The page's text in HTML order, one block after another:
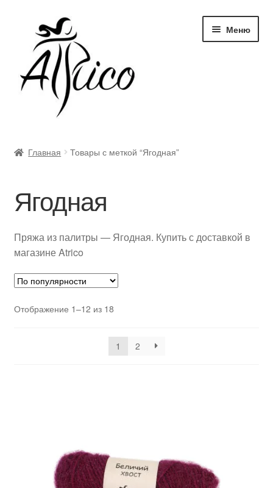
Перейти
навигации
Перейти
содержимому
Меню
Контакты
Корзина
Главная Товары с меткой “Ягодная”
Ягодная
Пряжа из палитры — Ягодная. Купить с доставкой в
магазине Atrico
Отображение 1–12 из 18
1 2